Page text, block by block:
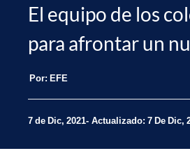
El equipo de los
para afrontar un
Por: EFE
7 de Dic, 2021 Actualizado: 7 De Dic,